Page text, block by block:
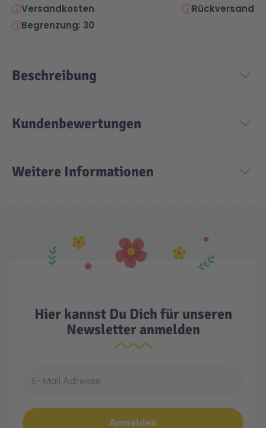
Versandkosten
Rückversand
Begrenzung: 30
Beschreibung
Kundenbewertungen
Weitere Informationen
Hier kannst Du Dich für unseren
Newsletter anmelden
Anmelden